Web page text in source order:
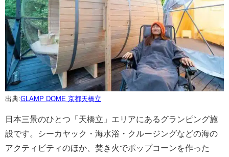
出典:GLAMP DOME 京都天橋立
日本三景のひとつ「天橋立」エリアにあるグランピング施
設です。シーカヤック・海水浴・クルージングなどの海の
アクティビティのほか、焚き火でポップコーンを作った